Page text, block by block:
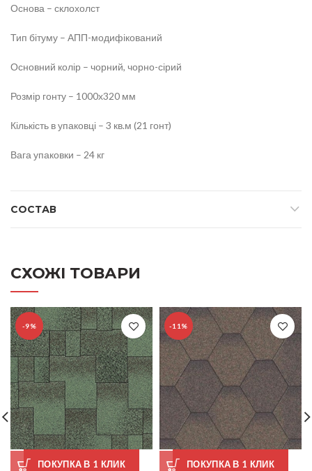
Основа – склохолст
Тип бітуму – АПП-модифікований
Основний колір – чорний, чорно-сірий
Розмір гонту – 1000х320 мм
Кількість в упаковці – 3 кв.м (21 гонт)
Вага упаковки – 24 кг
СОСТАВ
СХОЖІ ТОВАРИ
-9%
ПОКУПКА В 1 КЛИК
-11%
ПОКУПКА В 1 КЛИК